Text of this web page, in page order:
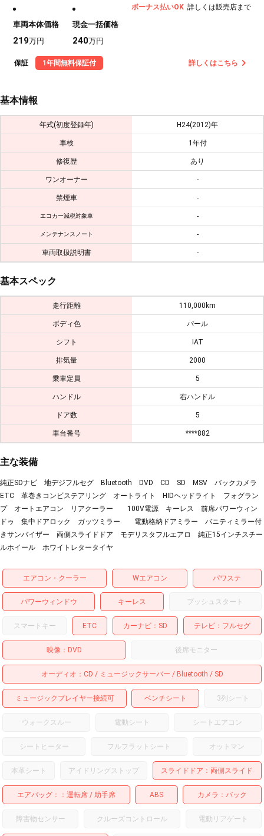
車両本体価格
219万円
現金一括価格
240万円
ボーナス払いOK 詳しくは販売店まで
保証 1年間無料保証付 詳しくはこちら
基本情報
年式(初度登録年) H24(2012)年
車検 1年付
修復歴 あり
ワンオーナー -
禁煙車 -
エコカー減税対象車 -
メンテナンスノート -
車両取扱説明書 -
基本スペック
走行距離 110,000km
ボディ色 パール
シフト IAT
排気量 2000
乗車定員 5
ハンドル 右ハンドル
ドア数 5
車台番号 ****882
主な装備
純正SDナビ 地デジフルセグ Bluetooth DVD CD SD MSV バックカメラ
ETC 革巻きコンビステアリング オートライト HIDヘッドライト フォグラン
プ オートエアコン リアクーラー 100V電源 キーレス 前席パワーウィン
ドゥ 集中ドアロック ガッツミラー 電動格納ドアミラー バニティミラー付
きサンバイザー 両側スライドドア モデリスタフルエアロ 純正15インチスチー
ルホイール ホワイトレタータイヤ
エアコン・クーラー Wエアコン パワステ
パワーウィンドウ キーレス プッシュスタート
スマートキー ETC カーナビ SD テレビ フルセグ
映像 DVD 後席モニター
オーディオ CD ミュージックサーバー Bluetooth SD
ミュージックプレイヤー接続可 ベンチシート 3列シート
ウォークスルー 電動シート シートエアコン
シートヒーター フルフラットシート オットマン
本革シート アイドリングストップ スライドドア 両側スライド
エアバッグ： 運転席 助手席 ABS カメラ バック
障害物センサー クルーズコントロール 電動リアゲート